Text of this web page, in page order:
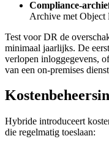
Compliance-
Archive met Object
Test voor DR de
minimaal jaarlijks. De
verlopen inloggegevens,
van een on-premises
Hybride introduceert
die regelmatig toeslaan: